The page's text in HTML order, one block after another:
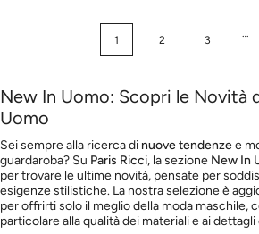
1 2 3
…
New In Uomo: Scopri le Novità
Uomo
Sei sempre alla ricerca di nuove tendenzee
guardaroba? Su Paris Ricci, la sezione New In
per trovare le ultime novità, pensate per
esigenze stilistiche. La nostra selezione è
per offrirti solo il meglio della moda maschile,
particolare alla qualità dei materiali e ai dettagli